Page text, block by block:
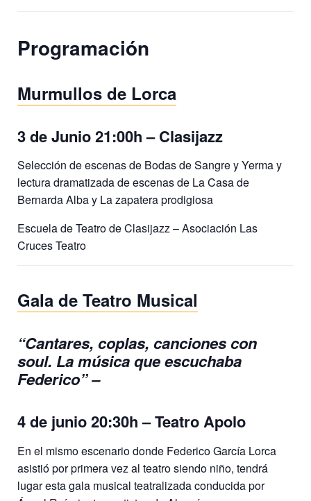
Programación
Murmullos de Lorca
3 de Junio 21:00h – Clasijazz
Selección de escenas de Bodas de Sangre y Yerma y
lectura dramatizada de escenas de La Casa de
Bernarda Alba y La zapatera prodigiosa
Escuela de Teatro de Clasijazz – Asociación Las
Cruces Teatro
Gala de Teatro Musical
“Cantares, coplas, canciones con
soul. La música que escuchaba
Federico” –
4 de junio 20:30h – Teatro Apolo
En el mismo escenario donde Federico García Lorca
asistió por primera vez al teatro siendo niño, tendrá
lugar esta gala musical teatralizada conducida por